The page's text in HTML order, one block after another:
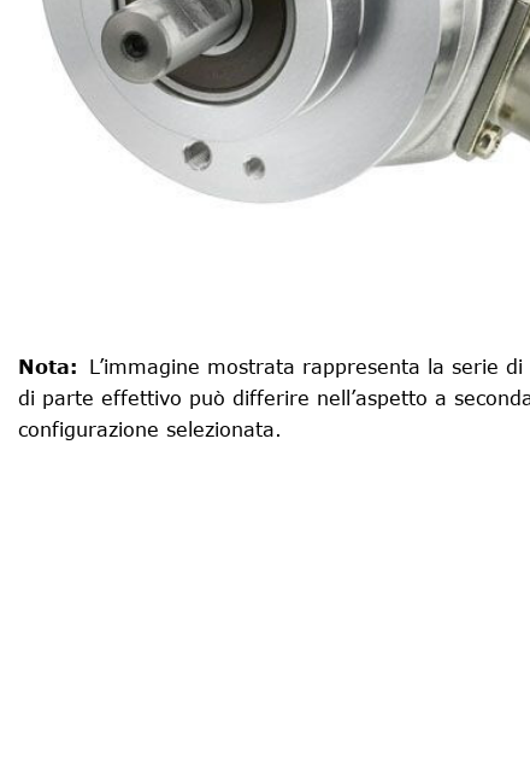
Nota: L’immagine mostrata rappresenta la serie
di parte effettivo può differire nell’aspetto a
configurazione selezionata.